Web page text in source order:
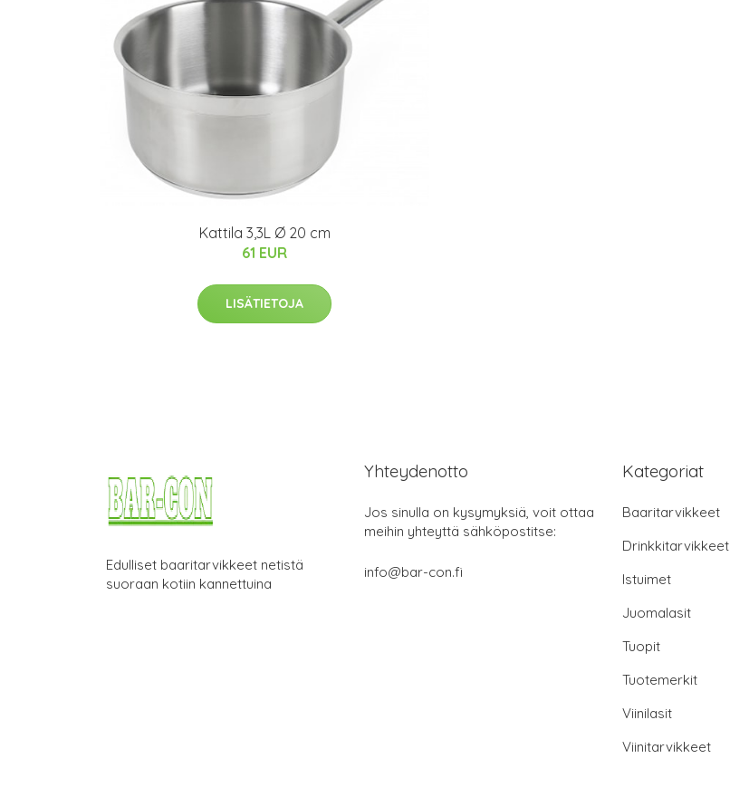
Kattila 3,3L Ø 20 cm
61 EUR
LISÄTIETOJA
Edulliset baaritarvikkeet netistä
suoraan kotiin kannettuina
Yhteydenotto
Jos sinulla on kysymyksiä, voit ottaa
meihin yhteyttä sähköpostitse:
info@bar-con.fi
Kategoriat
Baaritarvikkeet
Drinkkitarvikkeet
Istuimet
Juomalasit
Tuopit
Tuotemerkit
Viinilasit
Viinitarvikkeet